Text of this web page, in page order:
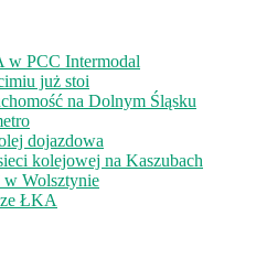
PCC Intermodal
już stoi
na Dolnym Śląsku
dojazdowa
kolejowej na Kaszubach
w Wolsztynie
ŁKA